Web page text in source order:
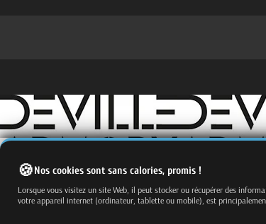
Nos cookies sont sans calories, promis !
Lorsque vous visitez un site Web, il peut stocker ou récupérer des
votre appareil internet (ordinateur, tablette ou mobile), est
Fermer
Trier par
Effacer